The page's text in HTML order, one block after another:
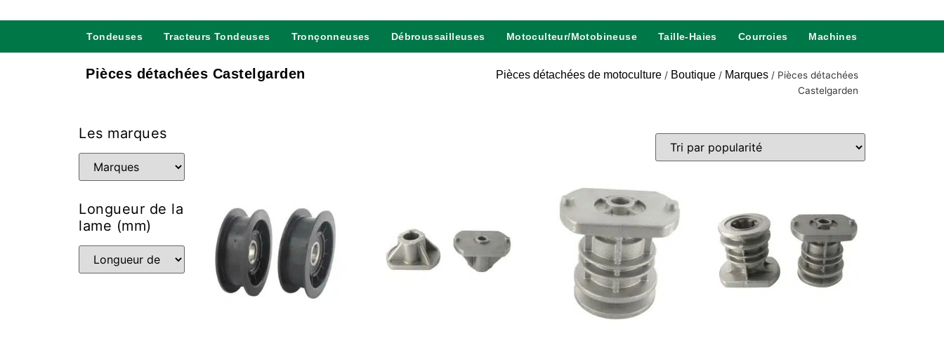
Tondeuses Tracteurs Tondeuses Tronçonneuses Débroussailleuses Motoculteur/Motobineuse Taille-Haies Courroies Machines
Pièces détachées Castelgarden Pièces détachées de motoculture / Boutique / Marques / Pièces détachées
Castelgarden
Les marques
Longueur de la
lame (mm)